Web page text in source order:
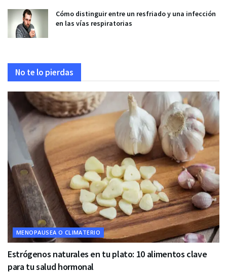
Cómo distinguir entre un resfriado y una infección
en las vías respiratorias
No te lo pierdas
MENOPAUSEA O CLIMATERIO
Estrógenos naturales en tu plato: 10 alimentos clave
para tu salud hormonal